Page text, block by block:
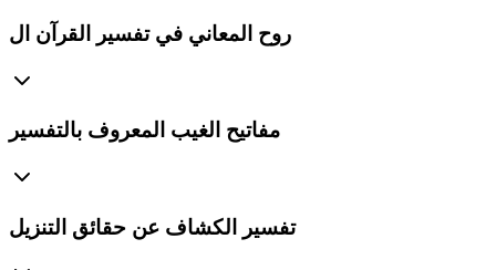
روح المعاني في تفسير القرآن ال
مفاتيح الغيب المعروف بالتفسير
تفسير الكشاف عن حقائق التنزيل